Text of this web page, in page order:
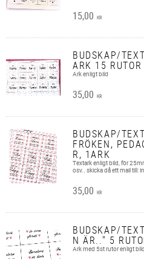
15,00 KR
BUDSKAP/
ARK 15 RUTOR
Ark enligt bild
35,00 KR
BUDSKAP/
FRÖKEN,
R, 1ARK
Textark enligt bild, för
osv.. skicka då ett mail till:
35,00 KR
BUDSKAP/
N ÄR.." 5
Ark med 5st rutor enligt